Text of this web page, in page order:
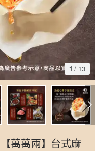
1 / 13
萬萬兩】台式麻